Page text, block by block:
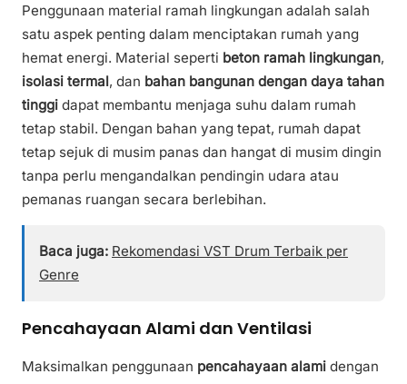
Penggunaan material ramah lingkungan adalah salah
satu aspek penting dalam menciptakan rumah yang
hemat energi. Material seperti beton ramah lingkungan,
isolasi termal, dan bahan bangunan dengan daya tahan
tinggi dapat membantu menjaga suhu dalam rumah
tetap stabil. Dengan bahan yang tepat, rumah dapat
tetap sejuk di musim panas dan hangat di musim dingin
tanpa perlu mengandalkan pendingin udara atau
pemanas ruangan secara berlebihan.
Baca juga: Rekomendasi VST Drum Terbaik per
Genre
Pencahayaan Alami dan Ventilasi
Maksimalkan penggunaan pencahayaan alami dengan